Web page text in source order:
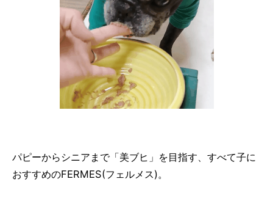
パピーからシニアまで「美ブヒ」を目指す、すべて子に
おすすめのFERMES(フェルメス)。